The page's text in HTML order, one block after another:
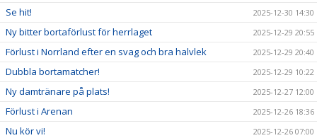
Se hit! 2025-12-30 14:30
Ny bitter bortaförlust för herrlaget 2025-12-29 20:55
Förlust i Norrland efter en svag och bra halvlek 2025-12-29 20:40
Dubbla bortamatcher! 2025-12-29 10:22
Ny damtränare på plats! 2025-12-27 12:00
Förlust i Arenan 2025-12-26 18:36
Nu kör vi! 2025-12-26 07:00